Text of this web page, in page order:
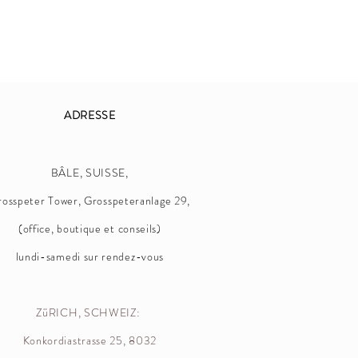
ADRESSE
BÂLE, SUISSE,
Tower, Grosspeteranlage 29,
(office, boutique et conseils)
lundi-samedi sur rendez-vous
ZüRICH, SCHWEIZ:
Konkordiastrasse 25, 8032